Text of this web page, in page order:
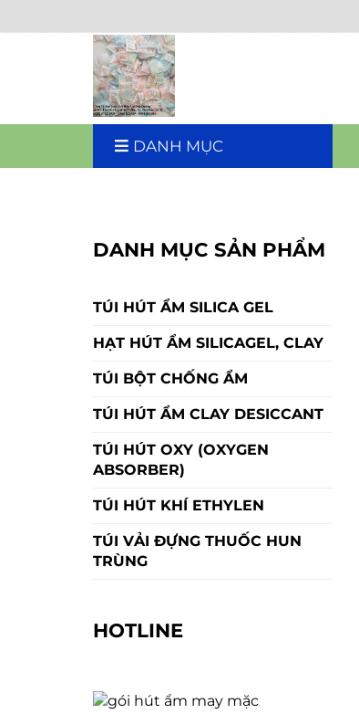
DANH MỤC
DANH MỤC SẢN PHẨM
TÚI HÚT ẨM SILICA GEL
HẠT HÚT ẨM SILICAGEL, CLAY
TÚI BỘT CHỐNG ẨM
TÚI HÚT ẨM CLAY DESICCANT
TÚI HÚT OXY (OXYGEN
ABSORBER)
TÚI HÚT KHÍ ETHYLEN
TÚI VẢI ĐỰNG THUỐC HUN
TRÙNG
HOTLINE